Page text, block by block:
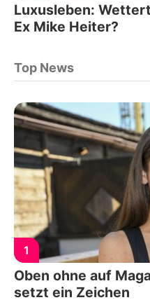
Luxusleben:
Ex Mike Heiter?
Top News
1
Oben ohne auf
setzt ein Zeichen